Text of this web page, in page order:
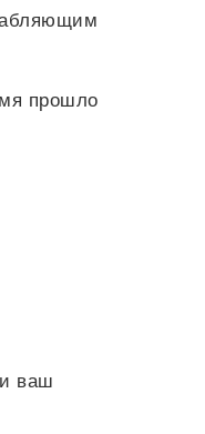
прошло
ваш